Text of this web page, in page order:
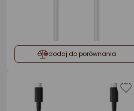
dodaj do porównania